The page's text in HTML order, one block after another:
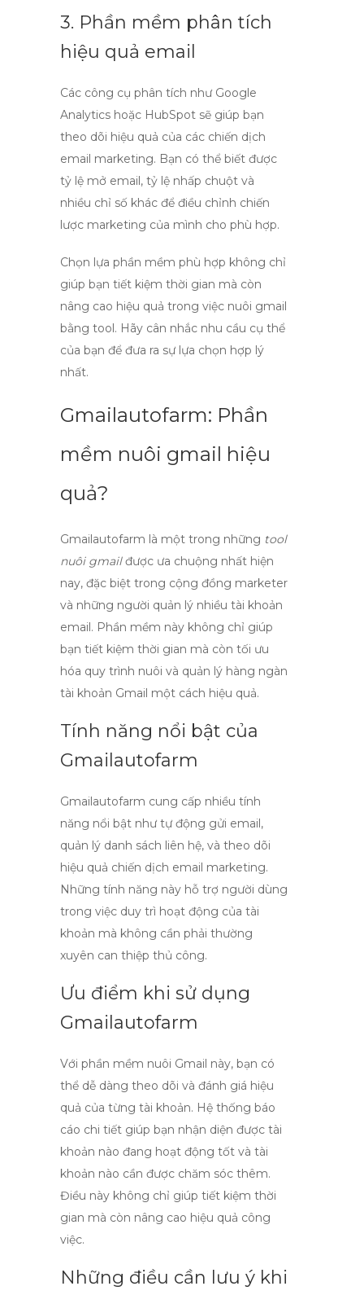
3. Phần mềm phân tích
hiệu quả email
Các công cụ phân tích như Google
Analytics hoặc HubSpot sẽ giúp bạn
theo dõi hiệu quả của các chiến dịch
email marketing. Bạn có thể biết được
tỷ lệ mở email, tỷ lệ nhấp chuột và
nhiều chỉ số khác để điều chỉnh chiến
lược marketing của mình cho phù hợp.
Chọn lựa phần mềm phù hợp không chỉ
giúp bạn tiết kiệm thời gian mà còn
nâng cao hiệu quả trong việc nuôi gmail
bằng tool. Hãy cân nhắc nhu cầu cụ thể
của bạn để đưa ra sự lựa chọn hợp lý
nhất.
Gmailautofarm: Phần
mềm nuôi gmail hiệu
quả?
Gmailautofarm là một trong những tool
nuôi gmailđược ưa chuộng nhất hiện
nay, đặc biệt trong cộng đồng marketer
và những người quản lý nhiều tài khoản
email. Phần mềm này không chỉ giúp
bạn tiết kiệm thời gian mà còn tối ưu
hóa quy trình nuôi và quản lý hàng ngàn
tài khoản Gmail một cách hiệu quả.
Tính năng nổi bật của
Gmailautofarm
Gmailautofarm cung cấp nhiều tính
năng nổi bật như tự động gửi email,
quản lý danh sách liên hệ, và theo dõi
hiệu quả chiến dịch email marketing.
Những tính năng này hỗ trợ người dùng
trong việc duy trì hoạt động của tài
khoản mà không cần phải thường
xuyên can thiệp thủ công.
Ưu điểm khi sử dụng
Gmailautofarm
Với phần mềm nuôi Gmail này, bạn có
thể dễ dàng theo dõi và đánh giá hiệu
quả của từng tài khoản. Hệ thống báo
cáo chi tiết giúp bạn nhận diện được tài
khoản nào đang hoạt động tốt và tài
khoản nào cần được chăm sóc thêm.
Điều này không chỉ giúp tiết kiệm thời
gian mà còn nâng cao hiệu quả công
việc.
Những điều cần lưu ý khi